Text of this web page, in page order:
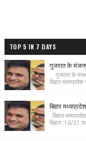
TOP 5 IN 7 DAYS
गुजरात के
गुजरात के
बिहार
बिहार
बिहार
बिहार :16/31